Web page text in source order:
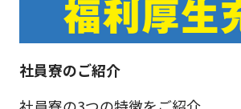
社員寮のご紹介